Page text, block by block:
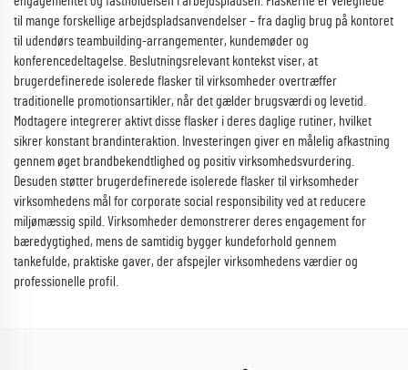
til mange forskellige arbejdspladsanvendelser – fra daglig brug på kontoret
til udendørs teambuilding-arrangementer, kundemøder og
konferencedeltagelse. Beslutningsrelevant kontekst viser, at
brugerdefinerede isolerede flasker til virksomheder overtræffer
traditionelle promotionsartikler, når det gælder brugsværdi og levetid.
Modtagere integrerer aktivt disse flasker i deres daglige rutiner, hvilket
sikrer konstant brandinteraktion. Investeringen giver en målelig afkastning
gennem øget brandbekendtlighed og positiv virksomhedsvurdering.
Desuden støtter brugerdefinerede isolerede flasker til virksomheder
virksomhedens mål for corporate social responsibility ved at reducere
miljømæssig spild. Virksomheder demonstrerer deres engagement for
bæredygtighed, mens de samtidig bygger kundeforhold gennem
tankefulde, praktiske gaver, der afspejler virksomhedens værdier og
professionelle profil.